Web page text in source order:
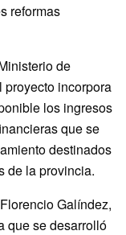
reformas
de
proyecto incorpora
los ingresos
que se
destinados
de la provincia.
Galíndez,
que se desarrolló